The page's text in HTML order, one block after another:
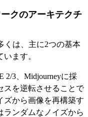
クのアーキテクチ
くは、主に2つの基本
ます。
2/3、Midjourneyに採
スを逆転させることで
ズから画像を再構築す
ランダムなノイズから